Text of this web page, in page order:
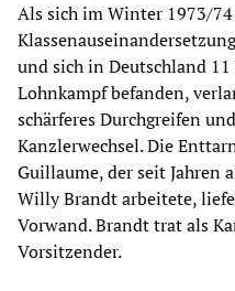
Als sich im Winter 1973/
und sich in Deutschland
Lohnkampf befanden,
schärferes Durchgreifen
Kanzlerwechsel. Die
Guillaume, der seit Jahren
Willy Brandt arbeitete,
Vorwand. Brandt trat als
Vorsitzender.